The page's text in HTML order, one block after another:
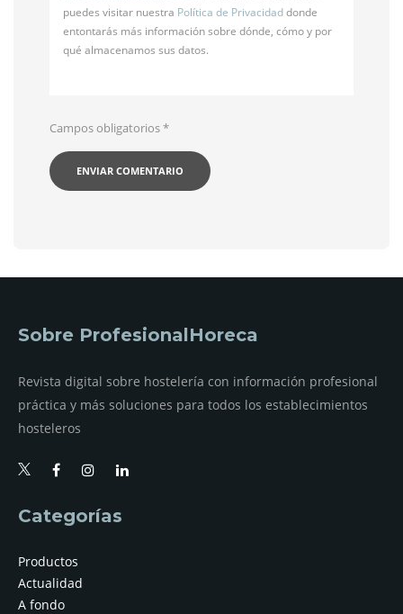
puedes visitar nuestra Política de Privacidaddonde
entontarás más información sobre dónde, cómo y por
qué almacenamos sus datos.
Campos obligatorios*
Sobre ProfesionalHoreca
Revista digital sobre hostelería con información profesional
práctica y más soluciones para todos los establecimientos
hosteleros
Categorías
Productos
Actualidad
A fondo